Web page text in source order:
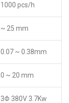
1000 pcs/h
~ 25 mm
0.07 ~ 0.38mm
0 ~ 20 mm
3Φ 380V 3.7Kw